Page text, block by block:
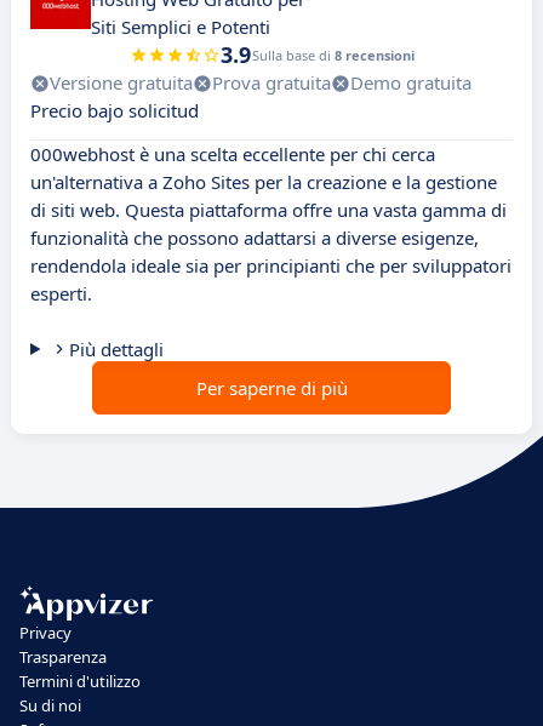
Siti Semplici e Potenti
3.9Sulla base di 8 recensioni
Versione gratuita Prova gratuita
Demo gratuita
Precio bajo solicitud
000webhost è una scelta eccellente per chi cerca
un'alternativa a Zoho Sites per la creazione e la gestione
di siti web. Questa piattaforma offre una vasta gamma di
funzionalità che possono adattarsi a diverse esigenze,
rendendola ideale sia per principianti che per sviluppatori
esperti.
Più dettagli
Per saperne di più
Privacy
Trasparenza
Termini d'utilizzo
Su di noi